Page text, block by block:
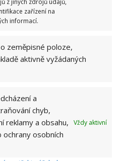
z jiných zdrojů údajů,
zařízení na
informací.
zeměpisné poloze,
aktivně vyžádaných
a
chyb,
reklamy a obsahu,
ochrany osobních
Vždy aktivní
ROSTLINY